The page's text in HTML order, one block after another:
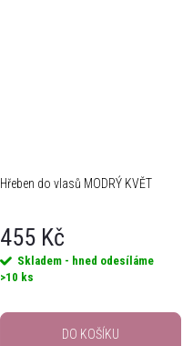
Hřeben do vlasů MODRÝ KVĚT
455 Kč
Skladem - hned odesíláme
>10 ks
DO KOŠÍKU